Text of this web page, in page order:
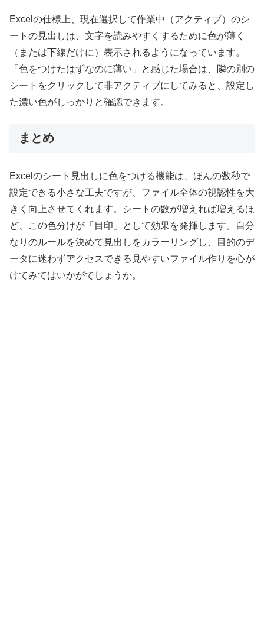
Excelの仕様上、現在選択して作業中（アクティブ）のシ
ートの見出しは、文字を読みやすくするために色が薄く
（または下線だけに）表示されるようになっています。
「色をつけたはずなのに薄い」と感じた場合は、隣の別の
シートをクリックして非アクティブにしてみると、設定し
た濃い色がしっかりと確認できます。
まとめ
Excelのシート見出しに色をつける機能は、ほんの数秒で
設定できる小さな工夫ですが、ファイル全体の視認性を大
きく向上させてくれます。シートの数が増えれば増えるほ
ど、この色分けが「目印」として効果を発揮します。自分
なりのルールを決めて見出しをカラーリングし、目的のデ
ータに迷わずアクセスできる見やすいファイル作りを心が
けてみてはいかがでしょうか。